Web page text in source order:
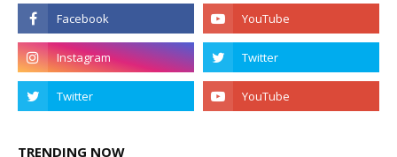
TRENDING NOW